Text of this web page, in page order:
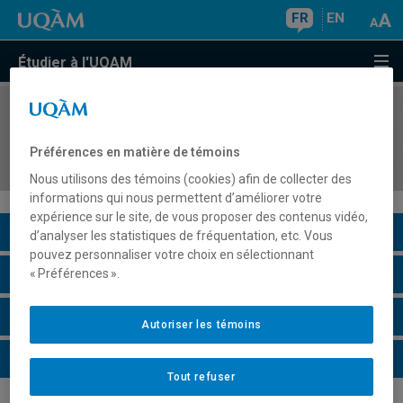
FR EN
Étudier à l'UQAM
COURS//
primaire et secondaire
Description du cours
Horaire - Été 2026
Horaire - Automne 2026
Horaire - Hiver 2027
Préférences en matière de témoins
Nous utilisons des témoins (cookies) afin de collecter des
informations qui nous permettent d’améliorer votre
expérience sur le site, de vous proposer des contenus vidéo,
d’analyser les statistiques de fréquentation, etc. Vous
pouvez personnaliser votre choix en sélectionnant
« Préférences ».
Tout refuser
Autoriser les témoins